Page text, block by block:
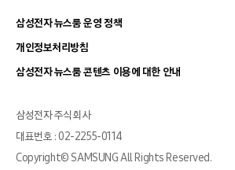
삼성전자 뉴스룸 운영 정책
개인정보처리방침
삼성전자 뉴스룸 콘텐츠 이용에 대한 안내
삼성전자 주식회사
대표번호 : 02-2255-0114
Copyright© SAMSUNG All Rights Reserved.